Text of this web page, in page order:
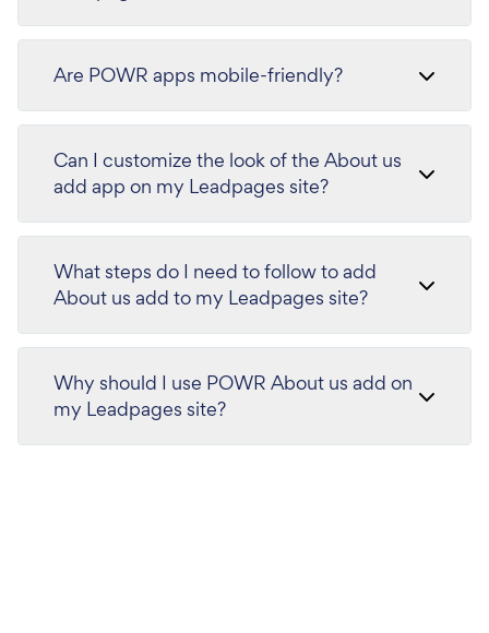
Are POWR apps mobile-friendly?
Can I customize the look of the About us
add app on my Leadpages site?
What steps do I need to follow to add
About us add to my Leadpages site?
Why should I use POWR About us add on
my Leadpages site?